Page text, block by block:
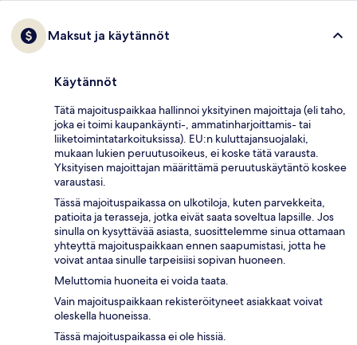
Maksut ja käytännöt
Käytännöt
Tätä majoituspaikkaa hallinnoi yksityinen majoittaja (eli taho,
joka ei toimi kaupankäynti-, ammatinharjoittamis- tai
liiketoimintatarkoituksissa). EU:n kuluttajansuojalaki,
mukaan lukien peruutusoikeus, ei koske tätä varausta.
Yksityisen majoittajan määrittämä peruutuskäytäntö koskee
varaustasi.
Tässä majoituspaikassa on ulkotiloja, kuten parvekkeita,
patioita ja terasseja, jotka eivät saata soveltua lapsille. Jos
sinulla on kysyttävää asiasta, suosittelemme sinua ottamaan
yhteyttä majoituspaikkaan ennen saapumistasi, jotta he
voivat antaa sinulle tarpeisiisi sopivan huoneen.
Meluttomia huoneita ei voida taata.
Vain majoituspaikkaan rekisteröityneet asiakkaat voivat
oleskella huoneissa.
Tässä majoituspaikassa ei ole hissiä.